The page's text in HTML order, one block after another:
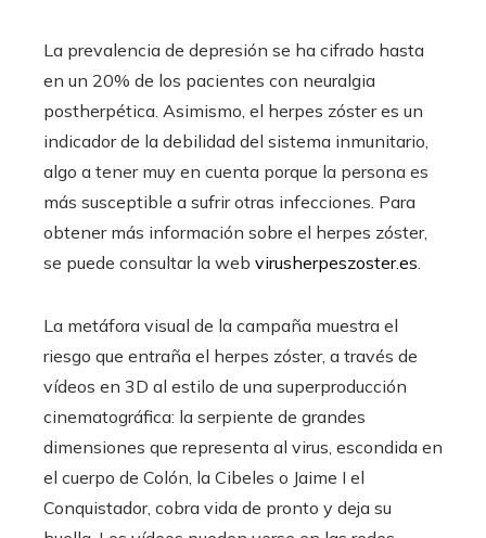
La prevalencia de depresión se ha cifrado hasta
en un 20% de los pacientes con neuralgia
postherpética. Asimismo, el herpes zóster es un
indicador de la debilidad del sistema inmunitario,
algo a tener muy en cuenta porque la persona es
más susceptible a sufrir otras infecciones. Para
obtener más información sobre el herpes zóster,
se puede consultar la web virusherpeszoster.es.
La metáfora visual de la campaña muestra el
riesgo que entraña el herpes zóster, a través de
vídeos en 3D al estilo de una superproducción
cinematográfica: la serpiente de grandes
dimensiones que representa al virus, escondida en
el cuerpo de Colón, la Cibeles o Jaime I el
Conquistador, cobra vida de pronto y deja su